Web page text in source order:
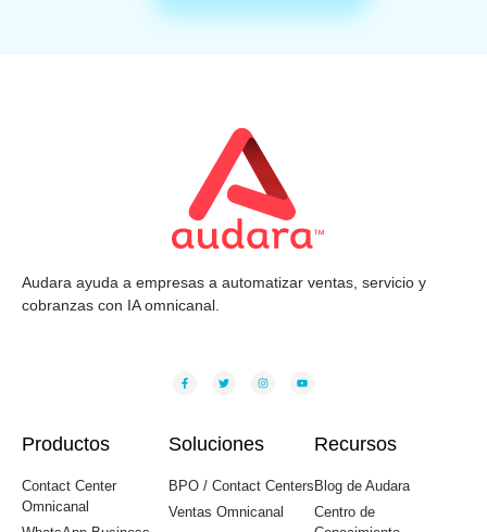
Audara ayuda a empresas a automatizar ventas, servicio y
cobranzas con IA omnicanal.
Productos
Contact Center
Omnicanal
Soluciones
BPO / Contact Centers
Ventas Omnicanal
Recursos
Blog de Audara
Centro de